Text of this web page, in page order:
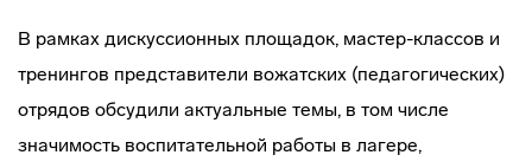
В рамках дискуссионных площадок, мастер-классов и
тренингов представители вожатских (педагогических)
отрядов обсудили актуальные темы, в том числе
значимость воспитательной работы в лагере,